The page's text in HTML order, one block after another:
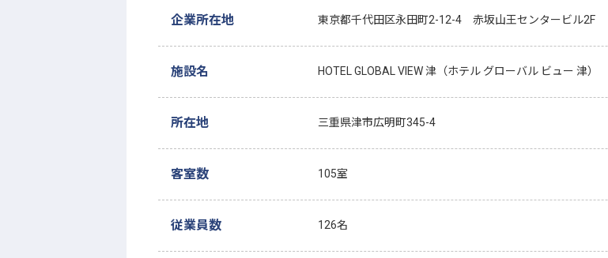
企業所在地 東京都千代田区永田町2-12-4 赤坂山王センタービル2F
施設名 HOTEL GLOBAL VIEW 津（ホテル グローバル ビュー 津）
所在地 三重県津市広明町345-4
客室数 105室
従業員数 126名